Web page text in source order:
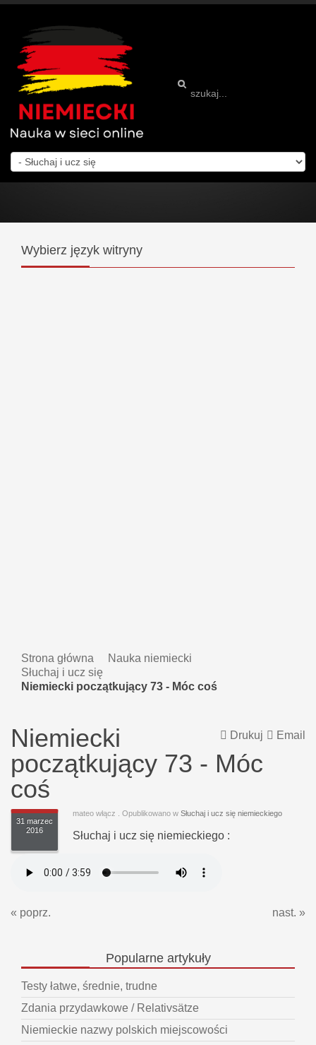
Wybierz język witryny
Strona główna
Nauka niemiecki
Słuchaj i ucz się
Niemiecki początkujący 73 - Móc coś
Email
Drukuj
Niemiecki
początkujący 73 - Móc
coś
mateo włącz
31 marzec
2016
. Opublikowano w Słuchaj i ucz się niemieckiego
Słuchaj i ucz się niemieckiego :
« poprz. nast. »
Popularneartykuły
Testy łatwe, średnie, trudne
Zdania przydawkowe / Relativsätze
Niemieckie nazwy polskich miejscowości